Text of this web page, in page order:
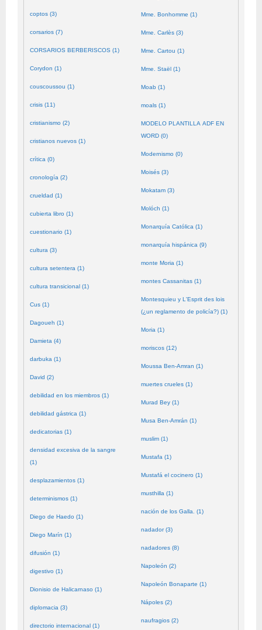
coptos (3)
corsarios (7)
CORSARIOS BERBERISCOS (1)
Corydon (1)
couscoussou (1)
crisis (11)
cristianismo (2)
cristianos nuevos (1)
crítica (0)
cronología (2)
crueldad (1)
cubierta libro (1)
cuestionario (1)
cultura (3)
cultura setentera (1)
cultura transicional (1)
Cus (1)
Dagoueh (1)
Damieta (4)
darbuka (1)
David (2)
debilidad en los miembros (1)
debilidad gástrica (1)
dedicatorias (1)
densidad excesiva de la sangre
(1)
desplazamientos (1)
determinismos (1)
Diego de Haedo (1)
Diego Marín (1)
difusión (1)
digestivo (1)
Dionisio de Halicarnaso (1)
diplomacia (3)
directorio internacional (1)
Mme. Bonhomme (1)
Mme. Carlès (3)
Mme. Cartou (1)
Mme. Staël (1)
Moab (1)
moals (1)
MODELO PLANTILLA ADF EN
WORD (0)
Modernismo (0)
Moisés (3)
Mokatam (3)
Molóch (1)
Monarquía Católica (1)
monarquía hispánica (9)
monte Moria (1)
montes Cassanitas (1)
Montesquieu y L'Esprit des lois
(¿un reglamento de policía?) (1)
Moria (1)
moriscos (12)
Moussa Ben-Amran (1)
muertes crueles (1)
Murad Bey (1)
Musa Ben-Amrán (1)
muslim (1)
Mustafa (1)
Mustafá el cocinero (1)
musthilla (1)
nación de los Galla. (1)
nadador (3)
nadadores (8)
Napoleón (2)
Napoleón Bonaparte (1)
Nápoles (2)
naufragios (2)